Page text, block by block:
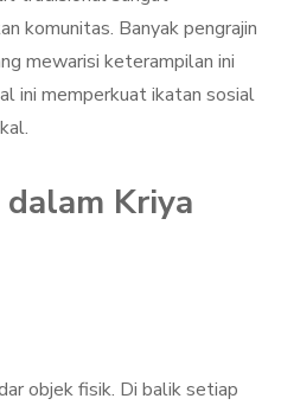
komunitas. Banyak pengrajin
mewarisi keterampilan ini
ini memperkuat ikatan sosial
Kriya
objek fisik. Di balik setiap